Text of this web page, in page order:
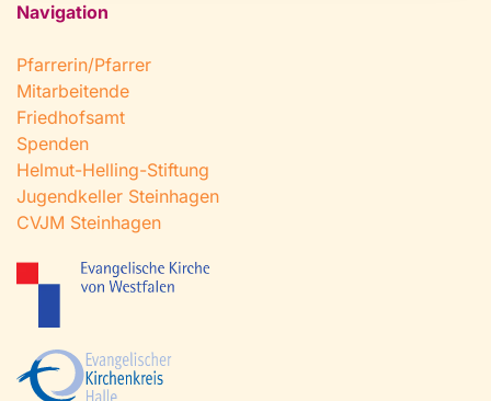
Navigation
Pfarrerin/Pfarrer
Mitarbeitende
Friedhofsamt
Spenden
Helmut-Helling-Stiftung
Jugendkeller Steinhagen
CVJM Steinhagen